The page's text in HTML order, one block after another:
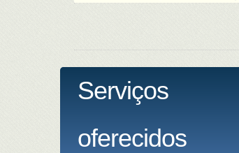
Serviços
oferecidos